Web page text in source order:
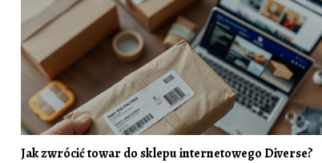
Jak zwrócić towar do sklepu internetowego Diverse?